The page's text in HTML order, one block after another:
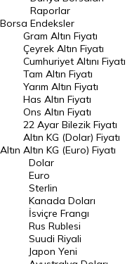
Dünya Borsaları
Raporlar
Endeksler
DÖVİZ
Döviz Kuru
Dolar Kuru
Euro Kuru
Pound Kuru
Frank Kuru
Riyal Kuru
Avustralya Doları
Borsa
Raporlar
Endeksler
Altın
Gram Altın Fiyatı
Çeyrek Altın Fiyatı
Cumhuriyet Altını Fiyatı
Tam Altın Fiyatı
Yarım Altın Fiyatı
Has Altın Fiyatı
Ons Altın Fiyatı
22 Ayar Bilezik Fiyatı
Altın KG (Dolar) Fiyatı
Altın KG (Euro) Fiyatı
Dolar
Euro
Sterlin
Kanada Doları
İsviçre Frangı
Rus Rublesi
Suudi Riyali
Japon Yeni